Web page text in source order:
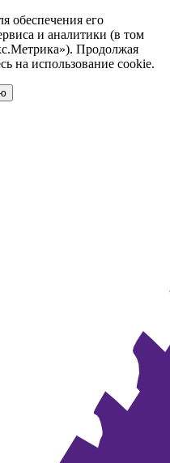
обеспечения его
и аналитики (в том
Продолжая
на использование cookie.